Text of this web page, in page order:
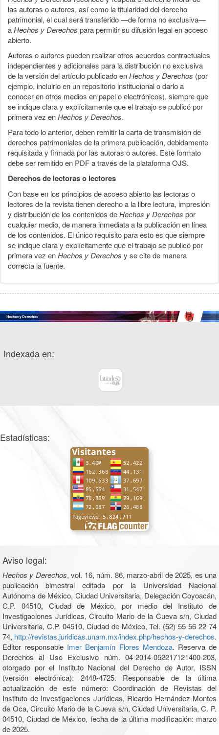
las autoras o autores, así como la titularidad del derecho
patrimonial, el cual será transferido —de forma no exclusiva—
aHechos y Derechos para permitir su difusión legal en acceso
abierto.
Autoras o autores pueden realizar otros acuerdos contractuales
independientes y adicionales para la distribución no exclusiva
de la versión del artículo publicado enHechos y Derechos (por
ejemplo, incluirlo en un repositorio institucional o darlo a
conocer en otros medios en papel o electrónicos), siempre que
se indique clara y explícitamente que el trabajo se publicó por
primera vez enHechos y Derechos.
Para todo lo anterior, deben remitir la carta de transmisión de
derechos patrimoniales de la primera publicación, debidamente
requisitada y firmada por las autoras o autores. Este formato
debe ser remitido en PDF a través de la plataforma OJS.
Derechos de lectoras o lectores
Con base en los principios de acceso abierto las lectoras o
lectores de la revista tienen derecho a la libre lectura, impresión
y distribución de los contenidos deHechos y Derechos por
cualquier medio, de manera inmediata a la publicación en línea
de los contenidos. El único requisito para esto es que siempre
se indique clara y explícitamente que el trabajo se publicó por
primera vez enHechos y Derechos y se cite de manera
correcta la fuente.
Indexada en:
Estadísticas:
Aviso legal:
Hechos y Derechos, vol. 16, núm. 86, marzo-abril de 2025, es una
publicación bimestral editada por la Universidad Nacional
Autónoma de México, Ciudad Universitaria, Delegación Coyoacán,
C.P. 04510, Ciudad de México, por medio del Instituto de
Investigaciones Jurídicas, Circuito Mario de la Cueva s/n, Ciudad
Universitaria, C.P. 04510, Ciudad de México, Tel. (52) 55 56 22 74
74, http://revistas.juridicas.unam.mx/index.php/hechos-y-derechos.
Editor responsable Imer Benjamín Flores Mendoza. Reserva de
Derechos al Uso Exclusivo núm. 04-2014-052217121400-203,
otorgado por el Instituto Nacional del Derecho de Autor, ISSN
(versión electrónica): 2448-4725. Responsable de la última
actualización de este número: Coordinación de Revistas del
Instituto de Investigaciones Jurídicas, Ricardo Hernández Montes
de Oca, Circuito Mario de la Cueva s/n, Ciudad Universitaria, C. P.
04510, Ciudad de México, fecha de la última modificación: marzo
de 2025.